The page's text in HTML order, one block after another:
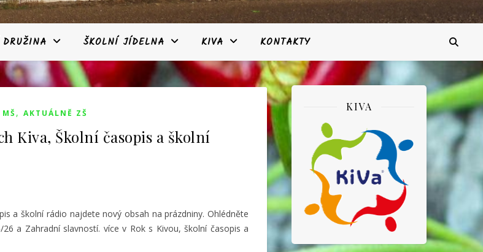
ŠKOLNÍ JÍDELNA KIVA KONTAKTY
, AKTUÁLNĚ ZŠ
Kiva, Školní časopis a školní
a školní rádio najdete nový obsah na prázdniny. Ohlédněte
a Zahradní slavností. více v Rok s Kivou, školní časopis a
KIVA